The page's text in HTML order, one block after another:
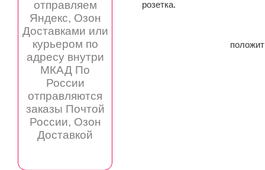
отправляем
Яндекс, Озон
Доставками или
курьером по
адресу внутри
МКАД По
России
отправляются
заказы Почтой
России, Озон
Доставкой
розетка.